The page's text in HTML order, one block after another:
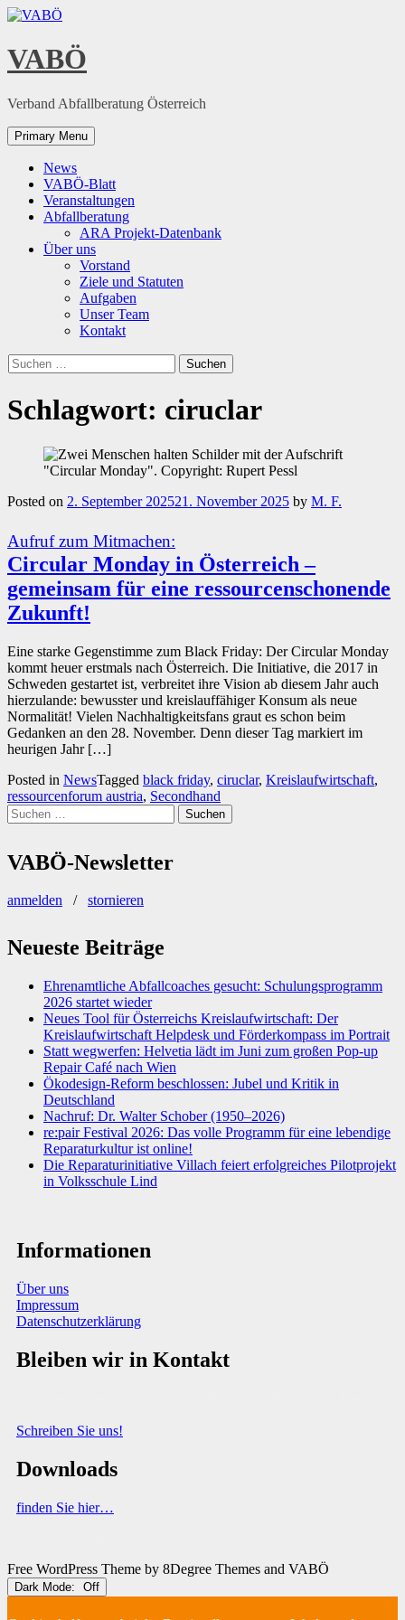
Skip
content
VABÖ
Verband Abfallberatung Österreich
Primary Menu
News
VABÖ-Blatt
Veranstaltungen
Abfallberatung
ARA Projekt-Datenbank
Über uns
Vorstand
Ziele und Statuten
Aufgaben
Unser Team
Kontakt
Suchen
nach:
Schlagwort: ciruclar
Posted on 2. September 202521. November 2025 by M. F.
Aufruf zum Mitmachen:
Circular Monday in Österreich –
gemeinsam für eine ressourcenschonende
Zukunft!
Eine starke Gegenstimme zum Black Friday: Der Circular Monday
kommt heuer erstmals nach Österreich. Die Initiative, die 2017 in
Schweden gestartet ist, verbreitet ihre Vision ab diesem Jahr auch
hierzulande: bewusster und kreislauffähiger Konsum als neue
Normalität! Vielen Nachhaltigkeitsfans graut es schon beim
Gedanken an den 28. November. Denn dieser Tag markiert im
heurigen Jahr […]
Posted in NewsTagged black friday, ciruclar, Kreislaufwirtschaft,
ressourcenforum austria, Secondhand
Suchen
nach:
VABÖ-Newsletter
anmelden / stornieren
Neueste Beiträge
Ehrenamtliche Abfallcoaches gesucht: Schulungsprogramm
2026 startet wieder
Neues Tool für Österreichs Kreislaufwirtschaft: Der
Kreislaufwirtschaft Helpdesk und Förderkompass im Portrait
Statt wegwerfen: Helvetia lädt im Juni zum großen Pop-up
Repair Café nach Wien
Ökodesign-Reform beschlossen: Jubel und Kritik in
Deutschland
Nachruf: Dr. Walter Schober (1950–2026)
re:pair Festival 2026: Das volle Programm für eine lebendige
Reparaturkultur ist online!
Die Reparaturinitiative Villach feiert erfolgreiches Pilotprojekt
in Volksschule Lind
Informationen
Über uns
Impressum
Datenschutzerklärung
Bleiben wir in Kontakt
Schreiben Sie uns!
Downloads
finden Sie hier…
Free WordPress Theme by 8Degree Themes and VABÖ
Dark Mode: